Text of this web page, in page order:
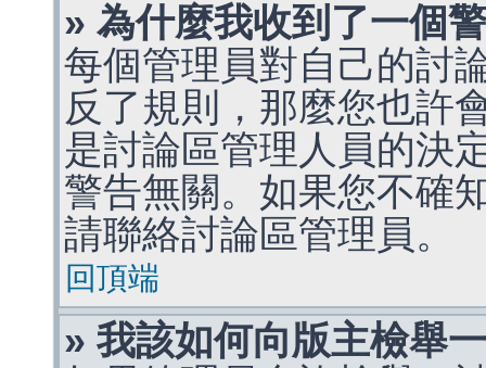
» 為什麼我收到了一個
每個管理員對自己的討
反了規則，那麼您也許
是討論區管理人員的決
警告無關。如果您不確
請聯絡討論區管理員。
回頂端
» 我該如何向版主檢舉